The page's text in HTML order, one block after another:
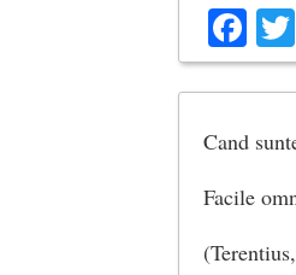
Cand
Facile